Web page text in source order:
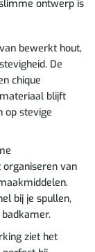
ontwerp is
bewerkt hout,
De
chique
blijft
op stevige
van
bij je spullen,
ziet het